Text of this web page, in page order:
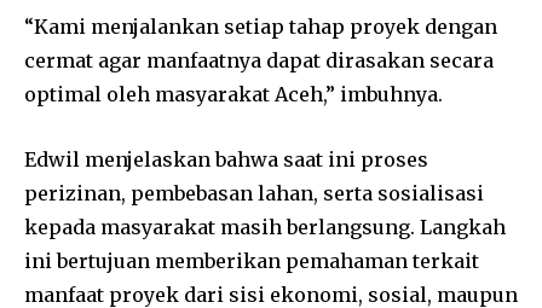
“Kami menjalankan setiap tahap proyek dengan
cermat agar manfaatnya dapat dirasakan secara
optimal oleh masyarakat Aceh,” imbuhnya.
Edwil menjelaskan bahwa saat ini proses
perizinan, pembebasan lahan, serta sosialisasi
kepada masyarakat masih berlangsung. Langkah
ini bertujuan memberikan pemahaman terkait
manfaat proyek dari sisi ekonomi, sosial, maupun